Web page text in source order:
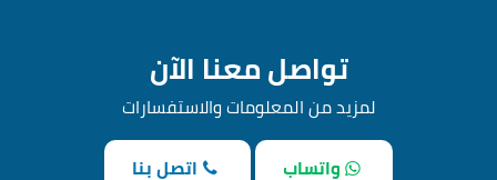
تواصل معنا الآن
لمزيد من المعلومات والاستفسارات
واتساب
اتصل بنا